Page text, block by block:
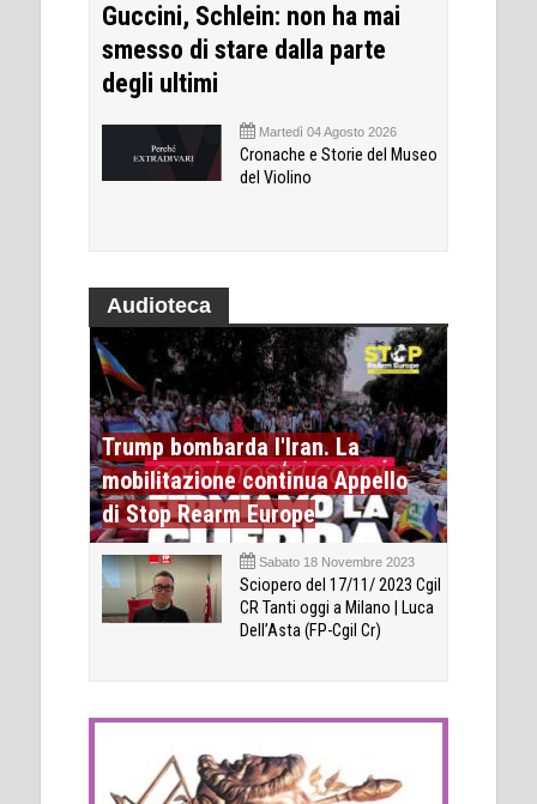
Guccini, Schlein: non ha mai
smesso di stare dalla parte
degli ultimi
Martedì 04 Agosto 2026
Cronache e Storie del Museo
del Violino
Audioteca
Trump bombarda l'Iran. La
mobilitazione continua Appello
di Stop Rearm Europe
Sabato 18 Novembre 2023
Sciopero del 17/11/ 2023 Cgil
CR Tanti oggi a Milano | Luca
Dell’Asta (FP-Cgil Cr)